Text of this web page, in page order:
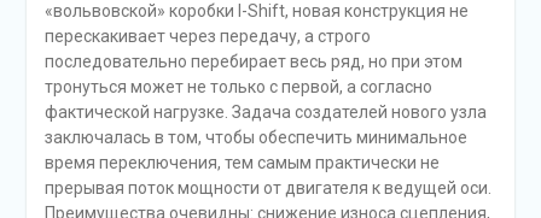
«вольвовской» коробки I-Shift, новая конструкция не
перескакивает через передачу, а строго
последовательно перебирает весь ряд, но при этом
тронуться может не только с первой, а согласно
фактической нагрузке. Задача создателей нового узла
заключалась в том, чтобы обеспечить минимальное
время переключения, тем самым практически не
прерывая поток мощности от двигателя к ведущей оси.
Преимущества очевидны: снижение износа сцепления,